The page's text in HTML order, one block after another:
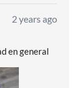
2 years ago
en general